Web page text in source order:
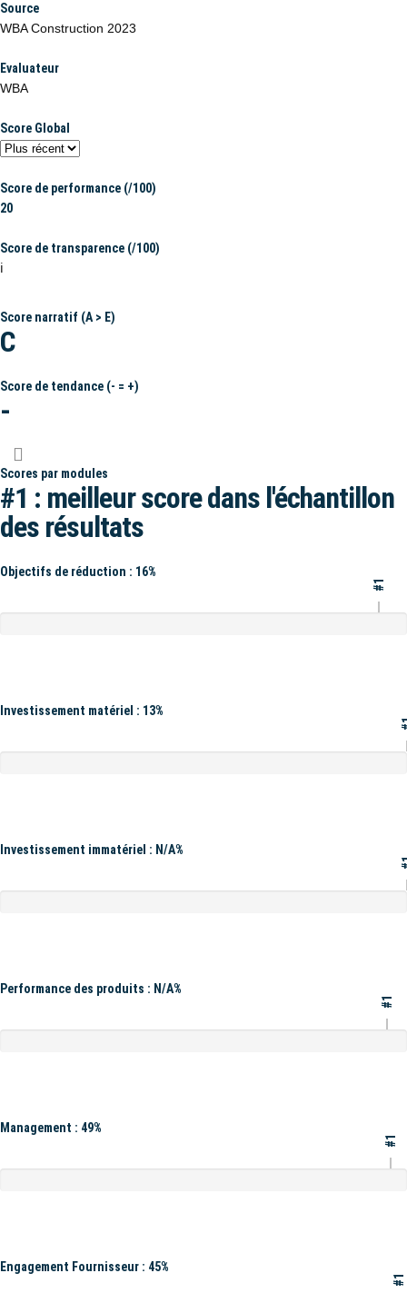
Source
WBA Construction 2023
Evaluateur
WBA
Score Global
Score de performance (/100)
20
Score de transparence (/100)
ℹ️
Score narratif (A > E)
C
Score de tendance (- = +)
-
Scores par modules
#1 : meilleur score dans l'échantillon
des résultats
Objectifs de réduction : 16%
#1
Investissement matériel : 13%
Investissement immatériel : N/A%
Performance des produits : N/A%
#1
Management : 49%
#1
Engagement Fournisseur : 45%
#1